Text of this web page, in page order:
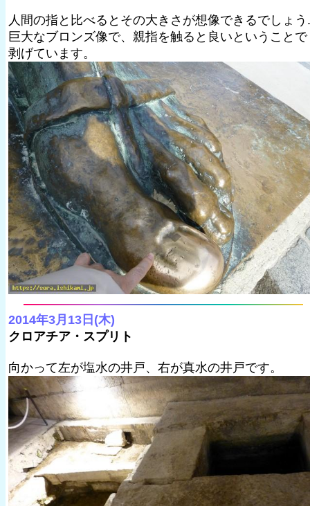
人間の指と比べるとその大きさが想像できるでしょう.
巨大なブロンズ像で、親指を触ると良いということで
剥げています。
2014年3月13日(木)
クロアチア・スプリト
向かって左が塩水の井戸、右が真水の井戸です。